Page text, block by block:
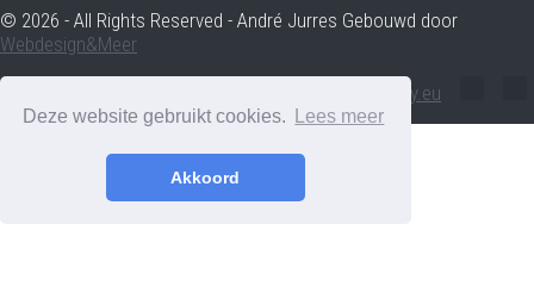
Deze website gebruikt cookies. Lees meer
Akkoord
© 2026 - All Rights Reserved - André Jurres Gebouwd door
Webdesign&Meer
andre.jurres@voltenergy.eu